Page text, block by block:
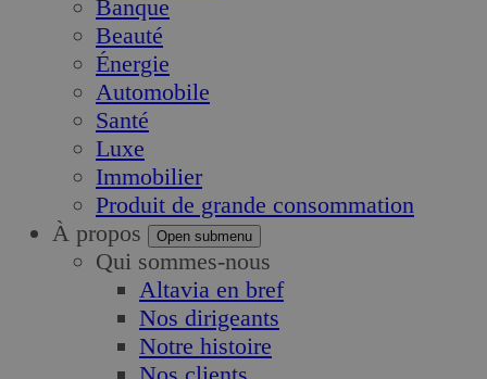
Banque
Beauté
Énergie
Automobile
Santé
Luxe
Immobilier
Produit de grande consommation
À propos
Open submenu
Qui sommes-nous
Altavia en bref
Nos dirigeants
Notre histoire